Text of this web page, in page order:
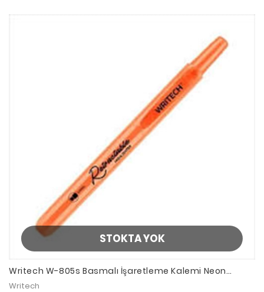
STOKTA YOK
Writech W-805s Basmalı İşaretleme Kalemi Neon
Orange
Writech